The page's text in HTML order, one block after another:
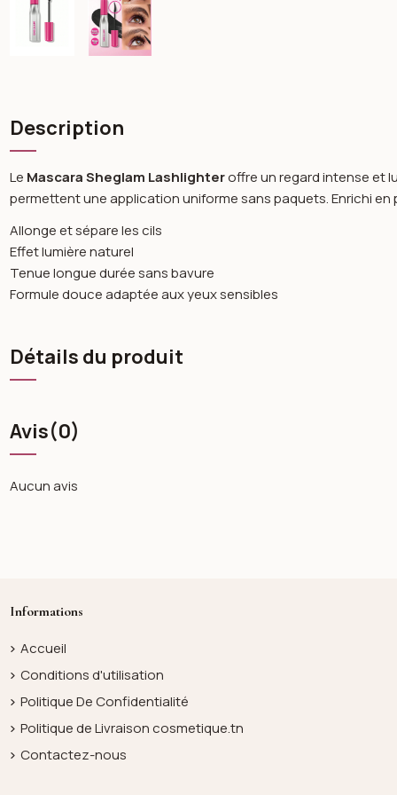
Description
Le Mascara Sheglam Lashlighteroffre un regard intense et
permettent une application uniforme sans paquets. Enrichi
Allonge et sépare les cils
Effet lumière naturel
Tenue longue durée sans bavure
Formule douce adaptée aux yeux sensibles
Détails du produit
Avis(0)
Aucun avis
Informations
Accueil
Conditions d'utilisation
Politique De Confidentialité
Politique de Livraison cosmetique.tn
Contactez-nous